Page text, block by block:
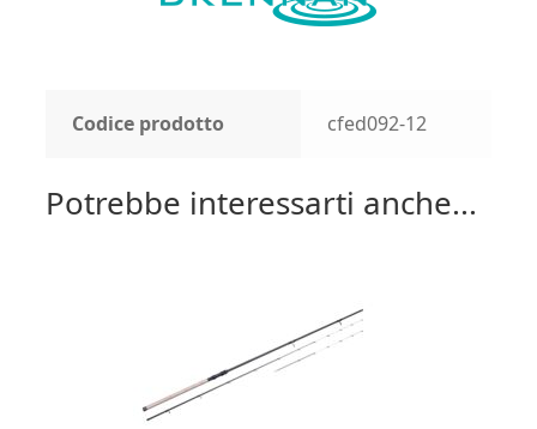
Codice prodotto cfed092-12
Potrebbe interessarti anche...